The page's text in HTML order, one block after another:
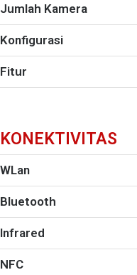
Jumlah Kamera
Konfigurasi
Fitur
KONEKTIVITAS
WLan
Bluetooth
Infrared
NFC